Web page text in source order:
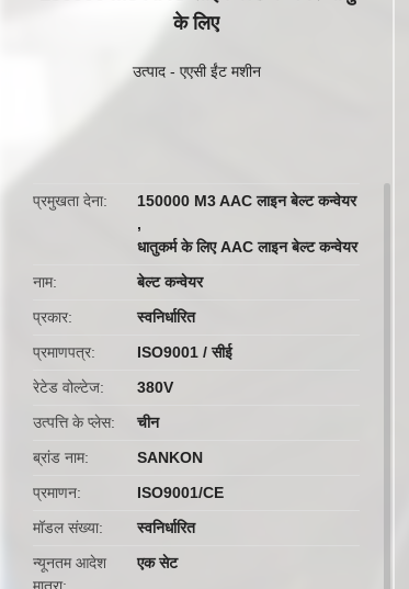
के लिए
उत्पाद- एएसी ईंट मशीन
प्रमुखता देना
150000 M3 AAC लाइन बेल्ट कन्वेयर
,
धातुकर्म के लिए AAC लाइन बेल्ट कन्वेयर
नाम
बेल्ट कन्वेयर
प्रकार
स्वनिर्धारित
प्रमाणपत्र
ISO9001 / सीई
रेटेड वोल्टेज
380V
उत्पत्ति के प्लेस
चीन
ब्रांड नाम
SANKON
प्रमाणन
ISO9001/CE
मॉडल संख्या
स्वनिर्धारित
न्यूनतम आदेश
एक सेट